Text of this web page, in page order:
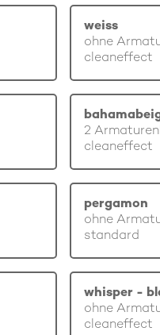
weiss
ohne
cleaneffect
2
cleaneffect
pergamon
ohne
standard
whisper -
ohne
cleaneffect